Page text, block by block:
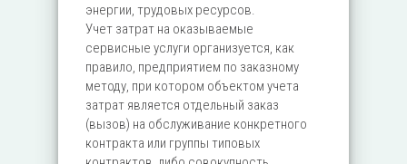
энергии, трудовых ресурсов.
Учет затрат на оказываемые
сервисные услуги организуется, как
правило, предприятием по заказному
методу, при котором объектом учета
затрат является отдельный заказ
(вызов) на обслуживание конкретного
контракта или группы типовых